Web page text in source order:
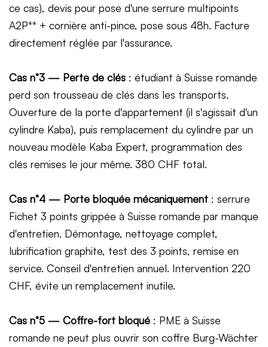
ce cas), devis pour pose d'une serrure multipoints
A2P** + cornière anti-pince, pose sous 48h. Facture
directement réglée par l'assurance.
Cas n°3 — Perte de clés : étudiant à Suisse romande
perd son trousseau de clés dans les transports.
Ouverture de la porte d'appartement (il s'agissait d'un
cylindre Kaba), puis remplacement du cylindre par un
nouveau modèle Kaba Expert, programmation des
clés remises le jour même. 380 CHF total.
Cas n°4 — Porte bloquée mécaniquement : serrure
Fichet 3 points grippée à Suisse romande par manque
d'entretien. Démontage, nettoyage complet,
lubrification graphite, test des 3 points, remise en
service. Conseil d'entretien annuel. Intervention 220
CHF, évite un remplacement inutile.
Cas n°5 — Coffre-fort bloqué : PME à Suisse
romande ne peut plus ouvrir son coffre Burg-Wächter